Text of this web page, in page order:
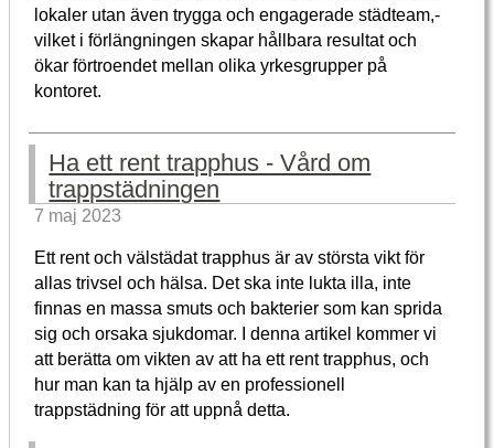
lokaler utan även trygga och engagerade städteam,­
vilket i förlängningen skapar hållbara resultat och
ökar förtroendet mellan olika yrkesgrupper på
kontoret.
Ha ett rent trapphus - Vård om
trappstädningen
7 maj 2023
Ett rent och välstädat trapphus är av största vikt för
allas trivsel och hälsa. Det ska inte lukta illa, inte
finnas en massa smuts och bakterier som kan sprida
sig och orsaka sjukdomar. I denna artikel kommer vi
att berätta om vikten av att ha ett rent trapphus, och
hur man kan ta hjälp av en professionell
trappstädning för att uppnå detta.